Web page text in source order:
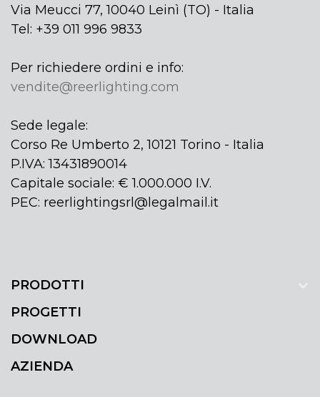
Via Meucci 77, 10040 Leinì (TO) - Italia
Tel: +39 011 996 9833
Per richiedere ordini e info:
vendite@reerlighting.com
Sede legale:
Corso Re Umberto 2, 10121 Torino - Italia
P.IVA: 13431890014
Capitale sociale: € 1.000.000 I.V.
PEC: reerlightingsrl@legalmail.it
PRODOTTI
PROGETTI
DOWNLOAD
AZIENDA